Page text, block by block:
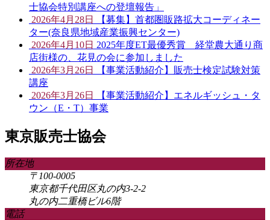
士協会特別講座への登壇報告」
2026年4月28日
【募集】首都圏販路拡大コーディネー
ター(奈良県地域産業振興センター)
2026年4月10日 2025年度ET最優秀賞 経堂農大通り商
店街様の、花見の会に参加しました
2026年3月26日
【事業活動紹介】販売士検定試験対策
講座
2026年3月26日
【事業活動紹介】エネルギッシュ・タ
ウン（E・T）事業
東京販売士協会
所在地
〒100-0005
東京都千代田区丸の内3-2-2
丸の内二重橋ビル6階
電話